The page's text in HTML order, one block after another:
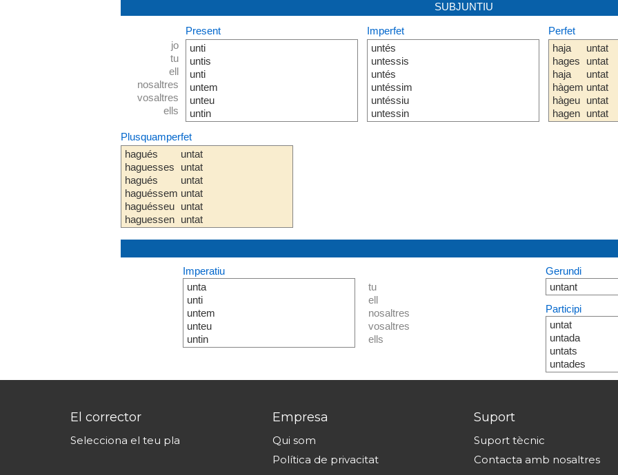
SUBJUNTIU
jo
tu
ell
nosaltres
vosaltres
ells
Present
unti
untis
unti
untem
unteu
untin
Imperfet
untés
untessis
untés
untéssim
untéssiu
untessin
Perfet
haja
hages
haja
hàgem
hàgeu
hagen
untat
untat
untat
untat
untat
untat
Plusquamperfet
hagués
haguesses
hagués
haguéssem
haguésseu
haguessen
untat
untat
untat
untat
untat
untat
Imperatiu
unta
unti
untem
unteu
untin
tu
ell
nosaltres
vosaltres
ells
Gerundi
untant
Participi
untat
untada
untats
untades
El corrector
Selecciona el teu pla
Empresa
Qui som
Política de privacitat
Suport
Suport tècnic
Contacta amb nosaltres